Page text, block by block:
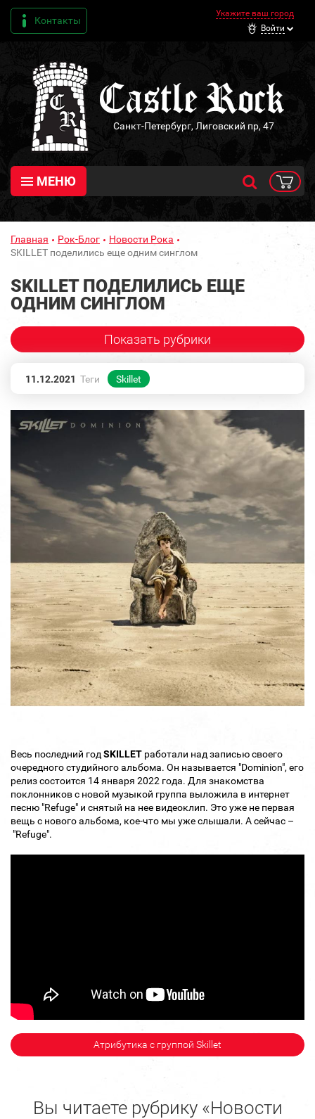
Контакты
Укажите ваш город
Войти
Санкт-Петербург, Лиговский пр, 47
МЕНЮ
Главная Рок-Блог
Новости Рока
SKILLET поделились еще одним синглом
SKILLET ПОДЕЛИЛИСЬ ЕЩЕ
ОДНИМ СИНГЛОМ
Показать рубрики
11.12.2021 Теги Skillet
Весь последний год SKILLET работали над записью своего
очередного студийного альбома. Он называется "Dominion", его
релиз состоится 14 января 2022 года. Для знакомства
поклонников с новой музыкой группа выложила в интернет
песню "Refuge" и снятый на нее видеоклип. Это уже не первая
вещь с нового альбома, кое-что мы уже слышали. А сейчас –
"Refuge".
Атрибутика с группой Skillet
Вы читаете рубрику «Новости